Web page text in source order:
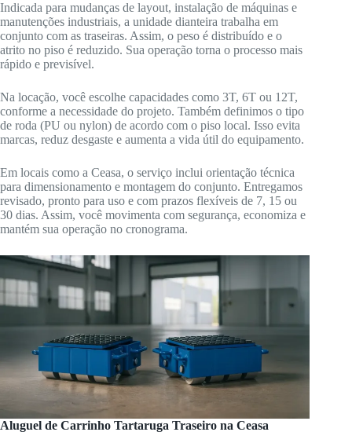
Indicada para mudanças de layout, instalação de máquinas e
manutenções industriais, a unidade dianteira trabalha em
conjunto com as traseiras. Assim, o peso é distribuído e o
atrito no piso é reduzido. Sua operação torna o processo mais
rápido e previsível.
Na locação, você escolhe capacidades como 3T, 6T ou 12T,
conforme a necessidade do projeto. Também definimos o tipo
de roda (PU ou nylon) de acordo com o piso local. Isso evita
marcas, reduz desgaste e aumenta a vida útil do equipamento.
Em locais como a Ceasa, o serviço inclui orientação técnica
para dimensionamento e montagem do conjunto. Entregamos
revisado, pronto para uso e com prazos flexíveis de 7, 15 ou
30 dias. Assim, você movimenta com segurança, economiza e
mantém sua operação no cronograma.
Aluguel de Carrinho Tartaruga Traseiro na Ceasa